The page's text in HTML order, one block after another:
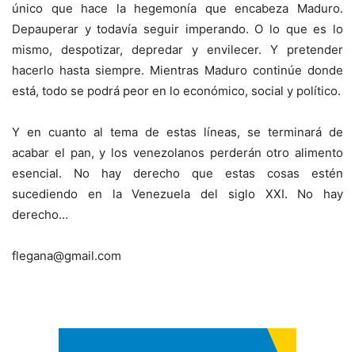
único que hace la hegemonía que encabeza Maduro.
Depauperar y todavía seguir imperando. O lo que es lo
mismo, despotizar, depredar y envilecer. Y pretender
hacerlo hasta siempre. Mientras Maduro continúe donde
está, todo se podrá peor en lo económico, social y político.
Y en cuanto al tema de estas líneas, se terminará de
acabar el pan, y los venezolanos perderán otro alimento
esencial. No hay derecho que estas cosas estén
sucediendo en la Venezuela del siglo XXI. No hay
derecho…
flegana@gmail.com